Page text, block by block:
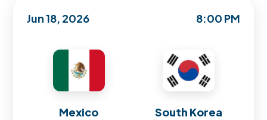
Jun 18, 2026 8:00 PM
Mexico South Korea